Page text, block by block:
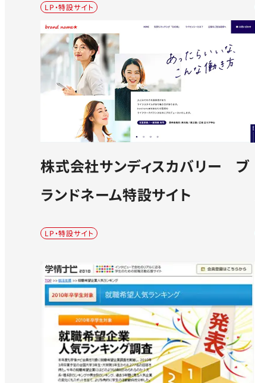
LP・特設サイト
株式会社サンディスカバリー ブ
ランドネーム特設サイト
LP・特設サイト